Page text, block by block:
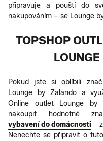
připravuje a pouští do
nakupováním – se Lounge
TOPSHOP
Pokud jste si oblíbili
Lounge by Zalando a
Online outlet Lounge by
nakoupit hodnotné
vybavení do domácnosti
Nenechte se připravit o